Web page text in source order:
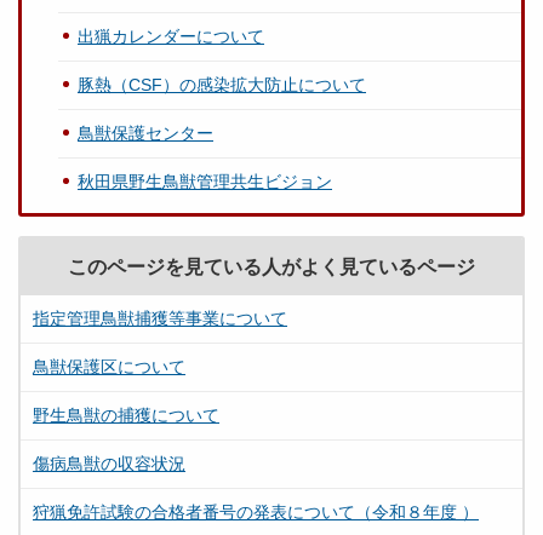
出猟カレンダーについて
豚熱（CSF）の感染拡大防止について
鳥獣保護センター
秋田県野生鳥獣管理共生ビジョン
このページを見ている人がよく見ているページ
指定管理鳥獣捕獲等事業について
鳥獣保護区について
野生鳥獣の捕獲について
傷病鳥獣の収容状況
狩猟免許試験の合格者番号の発表について（令和８年度 ）